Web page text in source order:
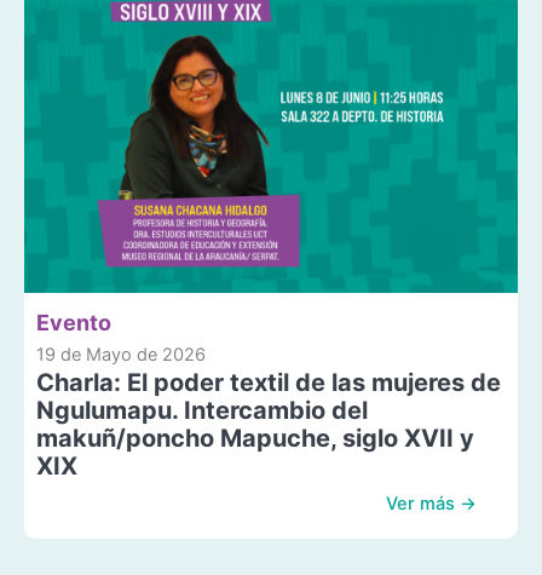
Evento
19 de Mayo de 2026
Charla: El poder textil de las mujeres de
Ngulumapu. Intercambio del
makuñ/poncho Mapuche, siglo XVII y
XIX
Ver más →